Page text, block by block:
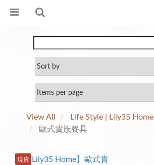
View All
Life Style | Lily35 Home
歐式貴族餐具
現貨